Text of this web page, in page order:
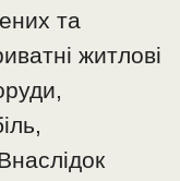
та
житлові